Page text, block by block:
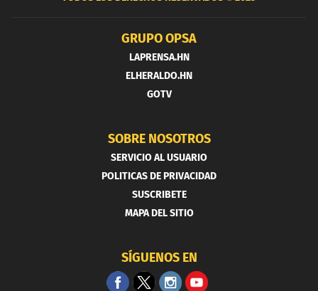
GRUPO OPSA
LAPRENSA.HN
ELHERALDO.HN
GOTV
SOBRE NOSOTROS
SERVICIO AL USUARIO
POLITICAS DE PRIVACIDAD
SUSCRIBETE
MAPA DEL SITIO
SÍGUENOS EN